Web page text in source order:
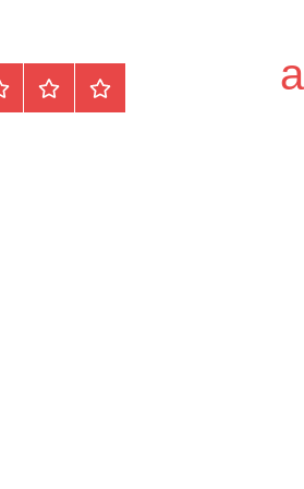
الرئيسية